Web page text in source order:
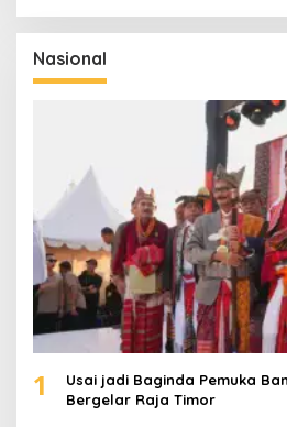
i
u
n
t
Nasional
1
Usai jadi Baginda Pemuka
Bergelar Raja Timor